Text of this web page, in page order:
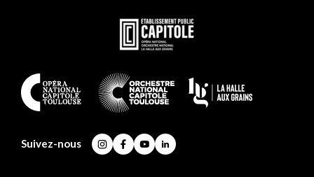
En
savoir
plus
Suivez-nous
Instagram
Facebook
YouTubeLinkedIn